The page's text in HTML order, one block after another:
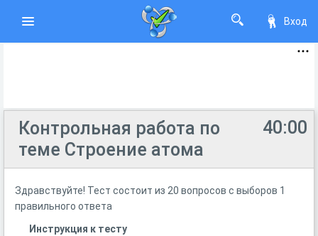
Вход
40:00
Контрольная работа по
теме Строение атома
Здравствуйте! Тест состоит из 20 вопросов с выборов 1
правильного ответа
Инструкция к тесту